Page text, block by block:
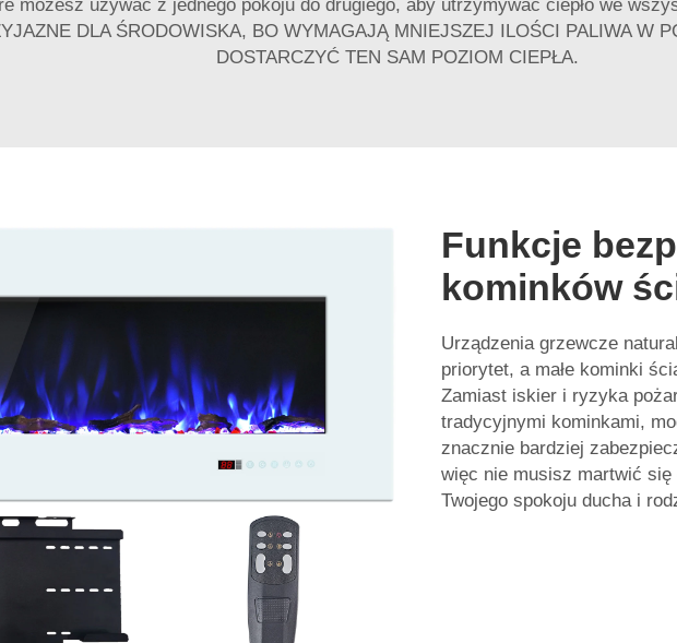
możesz używać z jednego pokoju do drugiego, aby utrzymywać ciepło we
DLA ŚRODOWISKA, BO WYMAGAJĄ MNIEJSZEJ ILOŚCI PALIWA W
DOSTARCZYĆ TEN SAM POZIOM CIEPŁA.
Funkcje
kominków
Urządzenia grzewcze
priorytet, a małe kominki
Zamiast iskier i ryzyka
tradycyjnymi kominkami,
znacznie bardziej
więc nie musisz martwić
Twojego spokoju ducha i